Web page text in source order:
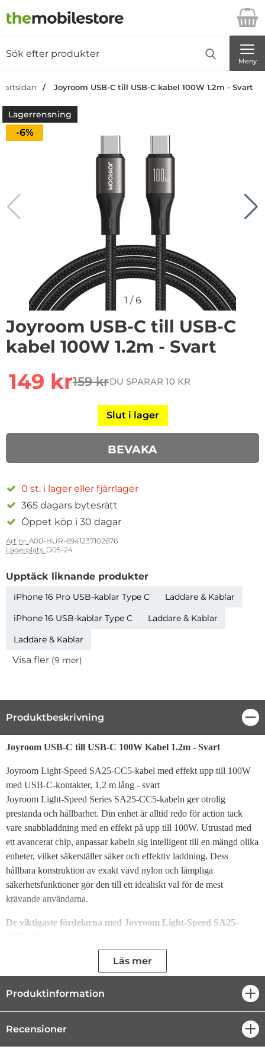
Startsidan för Danira Telecom AB
Meny
Joyroom USB-C till USB-C kabel 100W 1.2m - Svart
Lagerrensning
Priset är nedsatt med
-6%
1 /6
Joyroom USB-C till USB-C
kabel 100W 1.2m - Svart
rea pris
149 krtidigare pris
159 krDU SPARAR 10 KR
Slut i lager
BEVAKA
0 st. i lager eller fjärrlager
365 dagars bytesrätt
Öppet köp i 30 dagar
Art nr: A00-HUR-6941237102676
Lagerplats: D05-24
Upptäck liknande produkter
iPhone 16 Pro USB-kablar Type C
Laddare & Kablar
iPhone 16 USB-kablar Type C
Laddare & Kablar
Laddare & Kablar
Visa fler (9 mer)
Produktbeskrivning
Produktbeskrivning
Joyroom USB-C till USB-C 100W Kabel 1.2m - Svart
Joyroom Light-Speed ​​SA25-CC5-kabel med effekt upp till 100W
med USB-C-kontakter, 1,2 m lång - svart
Joyroom Light-Speed Series SA25-CC5-kabeln ger otrolig
prestanda och hållbarhet. Din enhet är alltid redo för action tack
vare snabbladdning med en effekt på upp till 100W. Utrustad med
ett avancerat chip, anpassar kabeln sig intelligent till en mängd olika
enheter, vilket säkerställer säker och effektiv laddning. Dess
hållbara konstruktion av exakt vävd nylon och lämpliga
säkerhetsfunktioner gör den till ett idealiskt val för de mest
krävande användarna.
De viktigaste fördelarna med Joyroom Light-Speed ​​SA25-
Den erbjuder extremt snabb laddning. Med en effekt på upp
till 100W och stöd för Power Delivery-protokollet
surfplattor och telefoner. Den stöder även Samsung 45W
inbyggt intelligent system som låter dig ladda en mängd
Den är exceptionellt hållbar. Precisionsvävd
Läs mer
Produktinformation
Recensioner